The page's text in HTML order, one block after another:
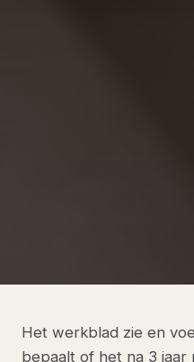
Het werkblad zie en
bepaalt of het na 3 jaar